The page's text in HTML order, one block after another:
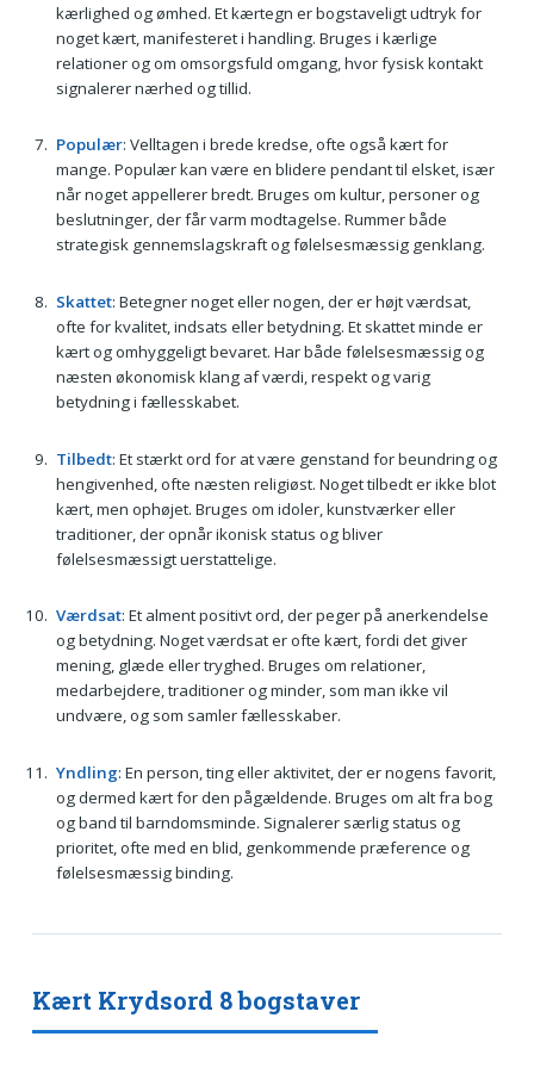
kærlighed og ømhed. Et kærtegn er bogstaveligt udtryk for
noget kært, manifesteret i handling. Bruges i kærlige
relationer og om omsorgsfuld omgang, hvor fysisk kontakt
signalerer nærhed og tillid.
Populær: Velltagen i brede kredse, ofte også kært for
mange. Populær kan være en blidere pendant til elsket, især
når noget appellerer bredt. Bruges om kultur, personer og
beslutninger, der får varm modtagelse. Rummer både
strategisk gennemslagskraft og følelsesmæssig genklang.
Skattet: Betegner noget eller nogen, der er højt værdsat,
ofte for kvalitet, indsats eller betydning. Et skattet minde er
kært og omhyggeligt bevaret. Har både følelsesmæssig og
næsten økonomisk klang af værdi, respekt og varig
betydning i fællesskabet.
Tilbedt: Et stærkt ord for at være genstand for beundring og
hengivenhed, ofte næsten religiøst. Noget tilbedt er ikke blot
kært, men ophøjet. Bruges om idoler, kunstværker eller
traditioner, der opnår ikonisk status og bliver
følelsesmæssigt uerstattelige.
Værdsat: Et alment positivt ord, der peger på anerkendelse
og betydning. Noget værdsat er ofte kært, fordi det giver
mening, glæde eller tryghed. Bruges om relationer,
medarbejdere, traditioner og minder, som man ikke vil
undvære, og som samler fællesskaber.
Yndling: En person, ting eller aktivitet, der er nogens favorit,
og dermed kært for den pågældende. Bruges om alt fra bog
og band til barndomsminde. Signalerer særlig status og
prioritet, ofte med en blid, genkommende præference og
følelsesmæssig binding.
Kært Krydsord 8 bogstaver